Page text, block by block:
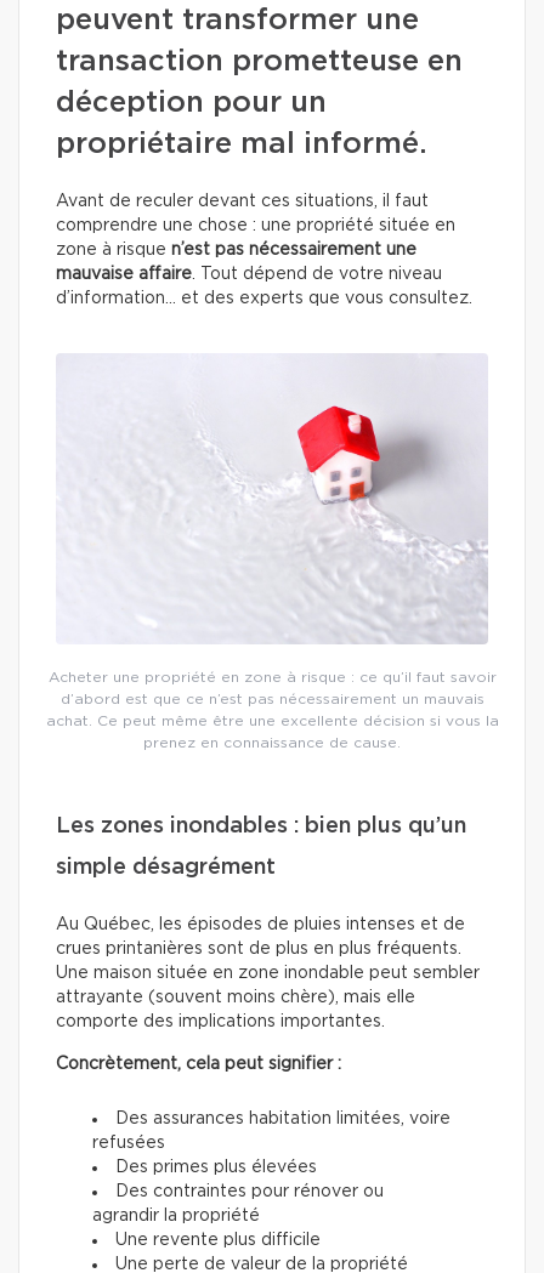
peuvent transformer une
transaction prometteuse en
déception pour un
propriétaire mal informé.
Avant de reculer devant ces situations, il faut
comprendre une chose : une propriété située en
zone à risque n’est pas nécessairement une
mauvaise affaire. Tout dépend de votre niveau
d’information… et des experts que vous consultez.
Acheter une propriété en zone à risque : ce qu’il faut savoir
d’abord est que ce n’est pas nécessairement un mauvais
achat. Ce peut même être une excellente décision si vous la
prenez en connaissance de cause.
Les zones inondables : bien plus qu’un
simple désagrément
Au Québec, les épisodes de pluies intenses et de
crues printanières sont de plus en plus fréquents.
Une maison située en zone inondable peut sembler
attrayante (souvent moins chère), mais elle
comporte des implications importantes.
Concrètement, cela peut signifier :
Des assurances habitation limitées, voire
refusées
Des primes plus élevées
Des contraintes pour rénover ou
agrandir la propriété
Une revente plus difficile
Une perte de valeur de la propriété